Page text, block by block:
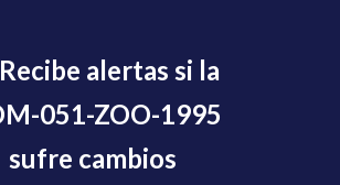
alertas si la
051-ZOO-1995
sufre cambios